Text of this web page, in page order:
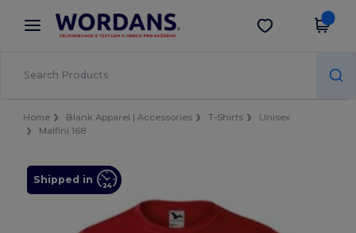
× Aplikace Wordans
Lepší ceny v aplikaci!
Stáhnout app
Home Blank Apparel | Accessories T-Shirts
Unisex
Malfini 168
Shipped in